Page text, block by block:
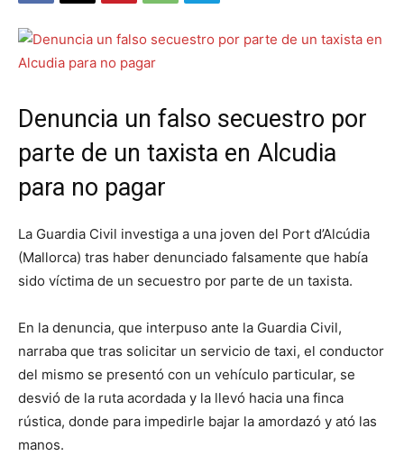
Denuncia un falso secuestro por
parte de un taxista en Alcudia
para no pagar
La Guardia Civil investiga a una joven del Port d’Alcúdia
(Mallorca) tras haber denunciado falsamente que había
sido víctima de un secuestro por parte de un taxista.
En la denuncia, que interpuso ante la Guardia Civil,
narraba que tras solicitar un servicio de taxi, el conductor
del mismo se presentó con un vehículo particular, se
desvió de la ruta acordada y la llevó hacia una finca
rústica, donde para impedirle bajar la amordazó y ató las
manos.